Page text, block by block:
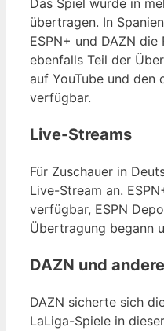
Das Spiel wurde in
übertragen. In
ESPN+ und DAZN
ebenfalls Teil der
auf YouTube und den
verfügbar.
Live-Streams
Für Zuschauer in
Live-Stream an.
verfügbar, ESPN
Übertragung begann
DAZN und andere
DAZN sicherte sich
LaLiga-Spiele in